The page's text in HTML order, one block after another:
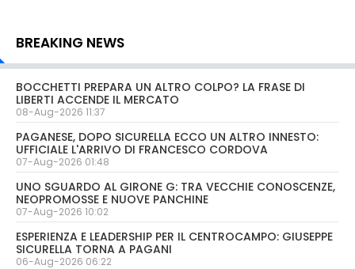
BREAKING NEWS
BOCCHETTI PREPARA UN ALTRO COLPO? LA FRASE DI
LIBERTI ACCENDE IL MERCATO
08-Aug-2026 11:37
PAGANESE, DOPO SICURELLA ECCO UN ALTRO INNESTO:
UFFICIALE L'ARRIVO DI FRANCESCO CORDOVA
07-Aug-2026 01:48
UNO SGUARDO AL GIRONE G: TRA VECCHIE CONOSCENZE,
NEOPROMOSSE E NUOVE PANCHINE
07-Aug-2026 10:02
ESPERIENZA E LEADERSHIP PER IL CENTROCAMPO: GIUSEPPE
SICURELLA TORNA A PAGANI
06-Aug-2026 06:22